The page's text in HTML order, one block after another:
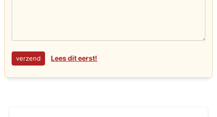
Lees dit eerst!